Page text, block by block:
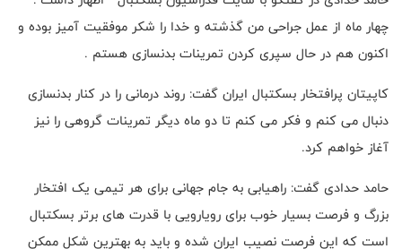
چهار ماه از عمل جراحی من گذشته و خدا را شکر موفقیت آمیز بوده و
اکنون هم در حال سپری کردن تمرینات بدنسازی هستم .
کاپیتان پرافتخار بسکتبال ایران گفت: روند درمانی را در کنار بدنسازی
دنبال می کنم و فکر می کنم تا دو ماه دیگر تمرینات گروهی را نیز
آغاز خواهم کرد.
حامد حدادی گفت: راهیابی به جام جهانی برای هر تیمی یک افتخار
بزرگ و فرصت بسیار خوب برای رویارویی با قدرت های برتر بسکتبال
است که این فرصت نصیب ایران شده و باید به بهترین شکل ممکن